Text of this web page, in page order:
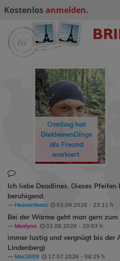
Kostenlos anmelden.
Ormlinghat
DiekleinenDinge
als Freund
markiert.
Ich liebe Deadlines. Dieses
beruhigend.
Heaventears 03.08.2026 - 23:11 h
Bei der Wärme geht man gern
Mealynn 02.08.2026 - 20:03 h
immer lustig und vergnügt bis der
Lindenberg)
Mac3009 17.07.2026 - 08:25 h